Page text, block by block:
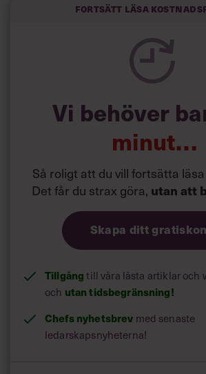
kompetenta och stå med båda fötterna
spelevink i högklackat, är hur jag
önskningar som svenskarna för fram i
Siri Wikander:
början av
Fortsätt läsa
Vi behöver
minut…
Så roligt att du vill fortsätta
Det får du strax göra, utan att
Skapa ditt
Tillgång till våra låsta artiklar och
och utan tidsbegränsning!
Chefs nyhetsbrev med senaste
ledarskapsnyheterna!